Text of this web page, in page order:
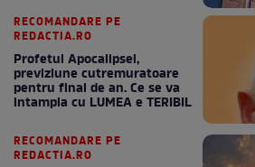
RECOMANDARE PE
REDACTIA.RO
Profetul Apocalipsei,
previziune cutremuratoare
pentru final de an. Ce se va
intampla cu LUMEA e TERIBIL
RECOMANDARE PE
REDACTIA.RO